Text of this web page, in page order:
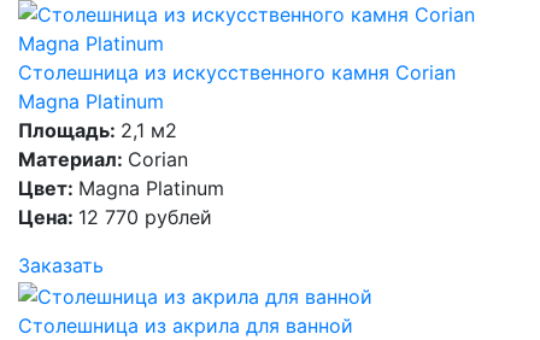
Столешница из искусственного камня Corian
Magna Platinum
Площадь: 2,1 м2
Материал: Corian
Цвет: Magna Platinum
Цена: 12 770 рублей
Заказать
Столешница из акрила для ванной